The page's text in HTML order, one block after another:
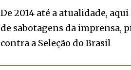
De 2014 até a atualidade,
de sabotagens da imprensa,
contra a Seleção do Brasil